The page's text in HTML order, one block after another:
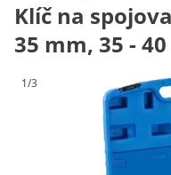
Klíč na
35 mm, 35 -
1/3